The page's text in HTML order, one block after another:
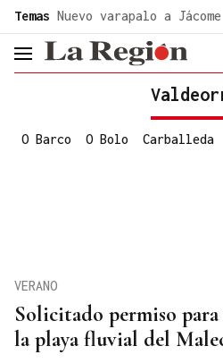
Temas Nuevo varapalo a Jácome
header.menu.open
O Barco O Bolo Carballeda
Solicitado permiso
la playa fluvial del
VERANO